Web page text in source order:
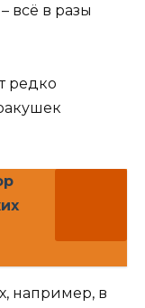
всё в разы
редко
например, в